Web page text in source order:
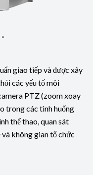
giao tiếp và được xây
các yếu tố môi
PTZ (zoom xoay
trong các tình huống
thể thao, quan sát
và không gian tổ chức